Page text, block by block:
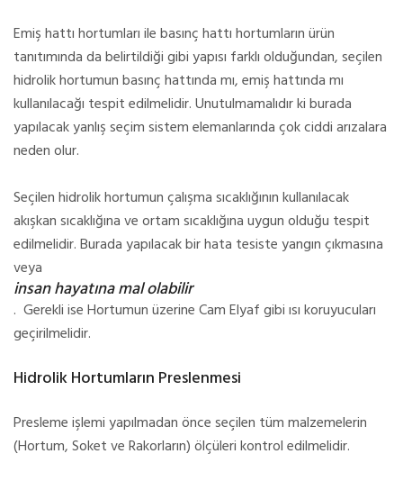
Emiş hattı hortumları ile basınç hattı hortumların ürün
tanıtımında da belirtildiği gibi yapısı farklı olduğundan, seçilen
hidrolik hortumun basınç hattında mı, emiş hattında mı
kullanılacağı tespit edilmelidir. Unutulmamalıdır ki burada
yapılacak yanlış seçim sistem elemanlarında çok ciddi arızalara
neden olur.
Seçilen hidrolik hortumun çalışma sıcaklığının kullanılacak
akışkan sıcaklığına ve ortam sıcaklığına uygun olduğu tespit
edilmelidir. Burada yapılacak bir hata tesiste yangın çıkmasına
veya
insan hayatına mal olabilir
. Gerekli ise Hortumun üzerine Cam Elyaf gibi ısı koruyucuları
geçirilmelidir.
Hidrolik Hortumların Preslenmesi
Presleme işlemi yapılmadan önce seçilen tüm malzemelerin
(Hortum, Soket ve Rakorların) ölçüleri kontrol edilmelidir.